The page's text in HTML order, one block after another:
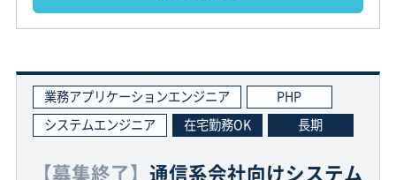
業務アプリケーションエンジニア
PHP
システムエンジニア
在宅勤務OK 長期
【募集終了】 通信系会社向けシステム